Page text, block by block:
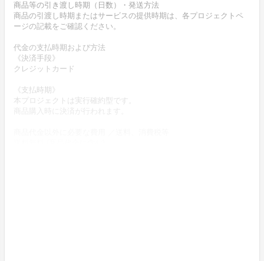
商品等の引き渡し時期（日数）・発送方法
商品の引渡し時期またはサービスの提供時期は、各プロジェクトペ
ージの記載をご確認ください。
代金の支払時期および方法
《決済手段》
クレジットカード
《支払時期》
本プロジェクトは実行確約型です。
商品購入時に決済が行われます。